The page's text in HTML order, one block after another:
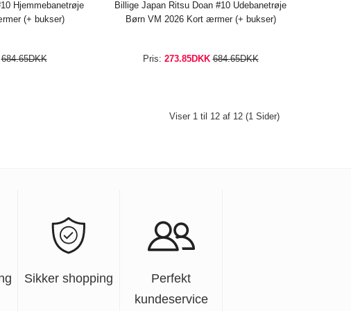
Hjemmebanetrøje
(+ bukser)
684.65DKK
Billige Japan Ritsu Doan #10 Udebanetrøje
Børn VM 2026 Kort ærmer (+ bukser)
Pris: 273.85DKK 684.65DKK
Viser 1 til 12 af 12 (1 Sider)
Sikker shopping
Perfekt
kundeservice